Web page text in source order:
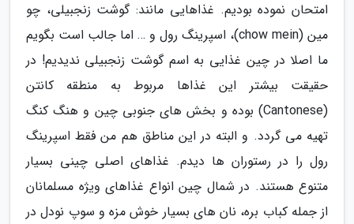
امتحان نموده بودیم. غذاهایی مانند: گوشت زنجبیلی، چو
مین (chow mein)، اسپرینگ رول و … اما جالب است بگویم
ما اصلا در چین غذایی به اسم گوشت زنجبیلی ندیدیم! در
حقیقت بیشتر این غذاها مربوط به منطقه کانتن
(Cantonese) بوده و بخش های جنوبی چین و هنگ کنگ
تهیه می گردد. و البته در این مناطق هم من فقط اسپرینگ
رول را در رستوران ها دیدم. غذاهای اصلی چینی بسیار
متنوع هستند. در شمال چین انواع غذاهای ویژه مسلمانان
از جمله کباب بره، نان های بسیار خوش مزه و سوپ نودل در